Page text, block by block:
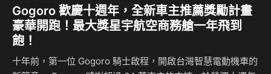
Gogoro 歡慶十週年，全新車主推薦獎勵計畫
豪華開跑！最大獎星宇航空商務艙一年飛到
飽！
十年前，第一位 Gogoro 騎士啟程，開啟台灣智慧電動機車的